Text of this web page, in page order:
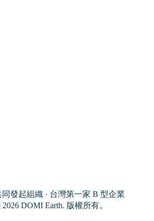
發起組織 · 台灣第一家 B 型企業
DOMI Earth. 版權所有。